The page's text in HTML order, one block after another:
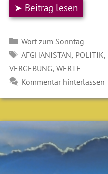
➤ Beitrag lesen
Kategorien
Wort zum Sonntag
SCHLAGWÖRTER
AFGHANISTAN, POLITIK,
VERGEBUNG,WERTE
Kommentar hinterlassen